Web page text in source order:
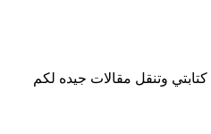
وتنقل مقالات جيده لكم